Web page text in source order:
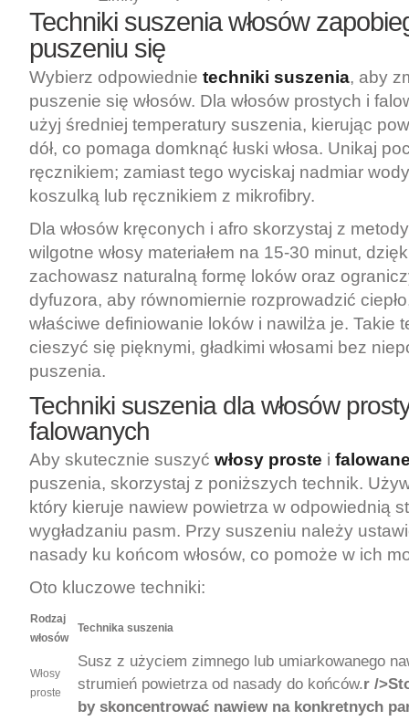
Techniki suszenia włosów
puszeniu się
Wybierz odpowiednie techniki suszenia, aby
puszenie się włosów. Dla włosów prostych i
użyj średniej temperatury suszenia, kierując
dół, co pomaga domknąć łuski włosa. Unikaj
ręcznikiem; zamiast tego wyciskaj nadmiar
koszulką lub ręcznikiem z mikrofibry.
Dla włosów kręconych i afro skorzystaj z
wilgotne włosy materiałem na 15-30 minut,
zachowasz naturalną formę loków oraz
dyfuzora, aby równomiernie rozprowadzić
właściwe definiowanie loków i nawilża je. Takie
cieszyć się pięknymi, gładkimi włosami bez
puszenia.
Techniki suszenia dla włosów
falowanych
Aby skutecznie suszyć włosy proste i
puszenia, skorzystaj z poniższych technik.
który kieruje nawiew powietrza w odpowiednią
wygładzaniu pasm. Przy suszeniu należy
nasady ku końcom włosów, co pomoże w ich
Oto kluczowe techniki:
Rodzaj
włosów
Technika suszenia
Włosy
proste
Susz z użyciem zimnego lub umiarkowanego
strumień powietrza od nasady do końców.r /
by skoncentrować nawiew na konkretnych